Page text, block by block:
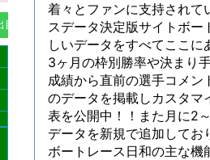
目ランク MyData
着々とファンに支持されて
スデータ決定版サイトボー
しいデータをすべてここに
3ヶ月の枠別勝率や決まり
成績から直前の選手コメン
のデータを掲載しカスタマ
表を公開中！！また月に2
データを新規で追加してお
ボートレース日和の主な機